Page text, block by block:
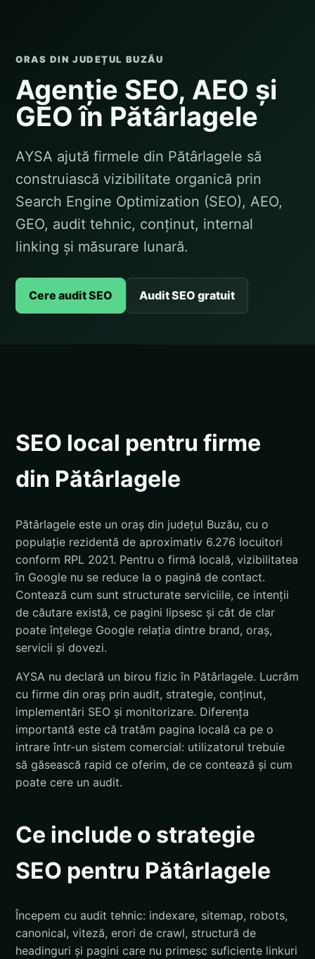
ORAS DIN JUDEȚUL BUZĂU
Agenție SEO, AEO și
GEO în Pătârlagele
AYSA ajută firmele din Pătârlagele să
construiască vizibilitate organică prin
Search Engine Optimization (SEO), AEO,
GEO, audit tehnic, conținut, internal
linking și măsurare lunară.
Cere audit SEO Audit SEO gratuit
SEO local pentru firme
din Pătârlagele
Pătârlagele este un oraș din județul Buzău, cu o
populație rezidentă de aproximativ 6.276 locuitori
conform RPL 2021. Pentru o firmă locală, vizibilitatea
în Google nu se reduce la o pagină de contact.
Contează cum sunt structurate serviciile, ce intenții
de căutare există, ce pagini lipsesc și cât de clar
poate înțelege Google relația dintre brand, oraș,
servicii și dovezi.
AYSA nu declară un birou fizic în Pătârlagele. Lucrăm
cu firme din oraș prin audit, strategie, conținut,
implementări SEO și monitorizare. Diferența
importantă este că tratăm pagina locală ca pe o
intrare într-un sistem comercial: utilizatorul trebuie
să găsească rapid ce oferim, de ce contează și cum
poate cere un audit.
Ce include o strategie
SEO pentru Pătârlagele
Începem cu audit tehnic: indexare, sitemap, robots,
canonical, viteză, erori de crawl, structură de
headinguri și pagini care nu primesc suficiente linkuri